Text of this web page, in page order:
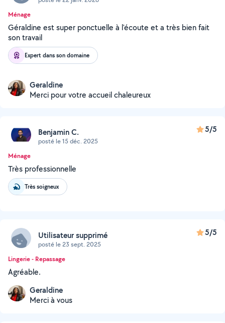
Ménage
Géraldine est super ponctuelle à l'écoute et a très bien fait
son travail
Expert dans son domaine
Geraldine
Merci pour votre accueil chaleureux
Benjamin C.
posté le 15 déc. 2025
5/5
Ménage
Très professionnelle
Très soigneux
Utilisateur supprimé
posté le 23 sept. 2025
5/5
Lingerie - Repassage
Agréable.
Geraldine
Merci à vous